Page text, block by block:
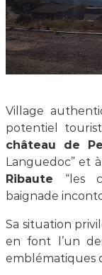
Village
potentiel
château de
Languedoc” et
Ribaute “les
baignade
Sa situation
en font l’un
emblématiques